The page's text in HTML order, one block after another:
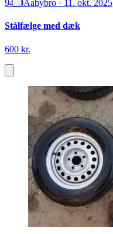
9440Aabybro · 11. okt. 2025
Stålfælge med dæk
600 kr.